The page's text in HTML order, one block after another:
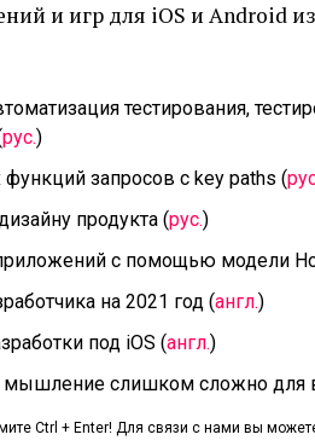
и игр для iOS и Android
тестирования,
рус.)
запросов с key paths (
продукта (рус.)
с помощью модели
на 2021 год (англ.)
под iOS (англ.)
мышление слишком сложно для
Ctrl + Enter! Для связи с нами вы